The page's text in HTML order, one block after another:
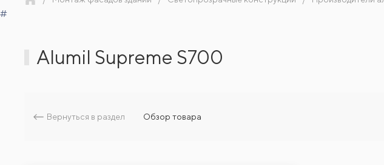
#
Alumil Supreme S700
Вернуться в раздел Обзор товара